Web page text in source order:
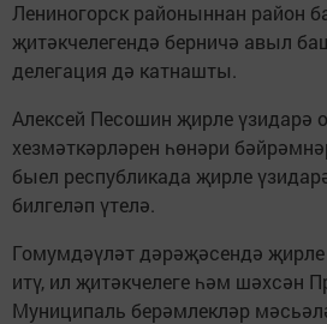
Лениногорск районыннан район
җитәкчелегендә берничә авыл
делегация дә катнашты.
Алексей Песошин җирле үзидарә
хезмәткәрләрен һөнәри
быел республикада җирле
билгеләп үтелә.
Гомумдәүләт дәрәҗәсендә
итү, ил җитәкчелеге һәм шәхсән
Муниципаль берәмлекләр